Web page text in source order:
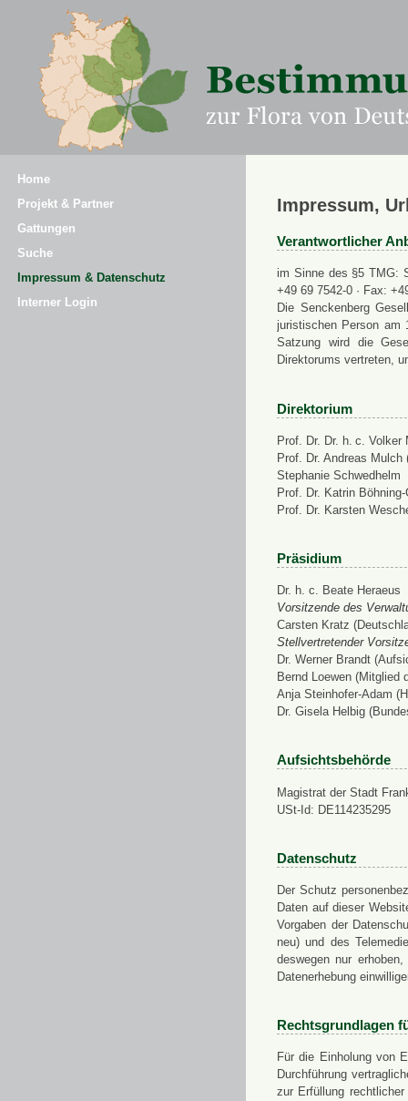
Home
Projekt & Partner
Gattungen
Suche
Impressum & Datenschutz
Interner Login
Impressum,
Verantwortlicher
im Sinne des §5 TMG:
+49 69 7542-0 · Fax:
Die Senckenberg
juristischen Person am
Satzung wird die
Direktorums vertreten,
Direktorium
Prof. Dr. Dr. h. c. Volker
Prof. Dr. Andreas
Stephanie Schwedhelm
Prof. Dr. Katrin
Prof. Dr. Karsten
Präsidium
Dr. h. c. Beate Heraeus
Vorsitzende des
Carsten Kratz
Stellvertretender
Dr. Werner Brandt
Bernd Loewen (Mitglied
Anja Steinhofer-Adam
Dr. Gisela Helbig
Aufsichtsbehörde
Magistrat der Stadt
USt-Id: DE114235295
Datenschutz
Der Schutz
Daten auf dieser
Vorgaben der
neu) und des
deswegen nur
Datenerhebung
Rechtsgrundlagen
Für die Einholung von
Durchführung
zur Erfüllung